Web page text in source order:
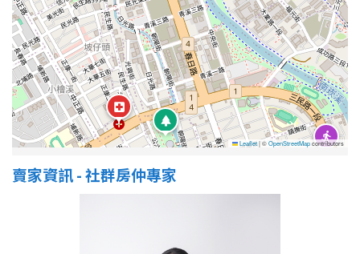
Leaflet|©OpenStreetMapcontributors
賣家資訊 - 社群房仲專家